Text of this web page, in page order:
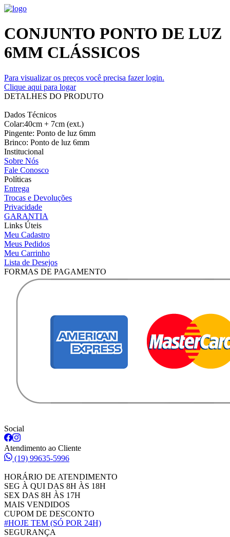
CONJUNTO PONTO DE LUZ
6MM CLÁSSICOS
Para visualizar os preços você precisa fazer login.
Clique aqui para logar
DETALHES DO PRODUTO
Dados Técnicos
Colar:40cm + 7cm (ext.)
Pingente: Ponto de luz 6mm
Brinco: Ponto de luz 6mm
Institucional
Sobre Nós
Fale Conosco
Políticas
Entrega
Trocas e Devoluções
Privacidade
GARANTIA
Links Úteis
Meu Cadastro
Meus Pedidos
Meu Carrinho
Lista de Desejos
FORMAS DE PAGAMENTO
Social
Atendimento ao Cliente
(19) 99635-5996
HORÁRIO DE ATENDIMENTO
SEG À QUI DAS 8H ÀS 18H
SEX DAS 8H ÀS 17H
MAIS VENDIDOS
CUPOM DE DESCONTO
#HOJE TEM (SÓ POR 24H)
SEGURANÇA